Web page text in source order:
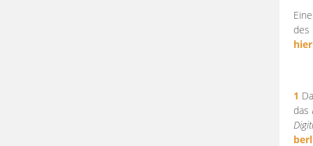
des
hier
1
das